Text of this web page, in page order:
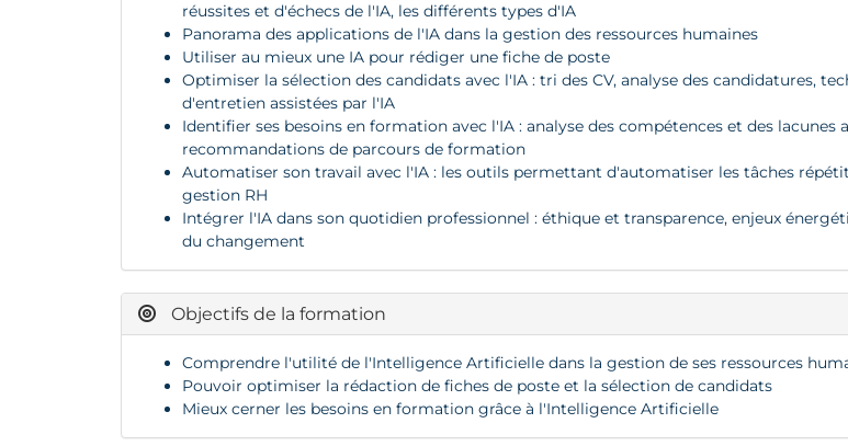
réussites et d'échecs de l'IA, les différents types d'IA
Panorama des applications de l'IA dans la gestion des ressources humaines
Utiliser au mieux une IA pour rédiger une fiche de poste
Optimiser la sélection des candidats avec l'IA : tri des CV, analyse des candidatures,
d'entretien assistées par l'IA
Identifier ses besoins en formation avec l'IA : analyse des compétences et des lacunes
recommandations de parcours de formation
Automatiser son travail avec l'IA : les outils permettant d'automatiser les tâches
gestion RH
Intégrer l'IA dans son quotidien professionnel : éthique et transparence, enjeux
du changement
Objectifs de la formation
Comprendre l'utilité de l'Intelligence Artificielle dans la gestion de ses ressources
Pouvoir optimiser la rédaction de fiches de poste et la sélection de candidats
Mieux cerner les besoins en formation grâce à l'Intelligence Artificielle